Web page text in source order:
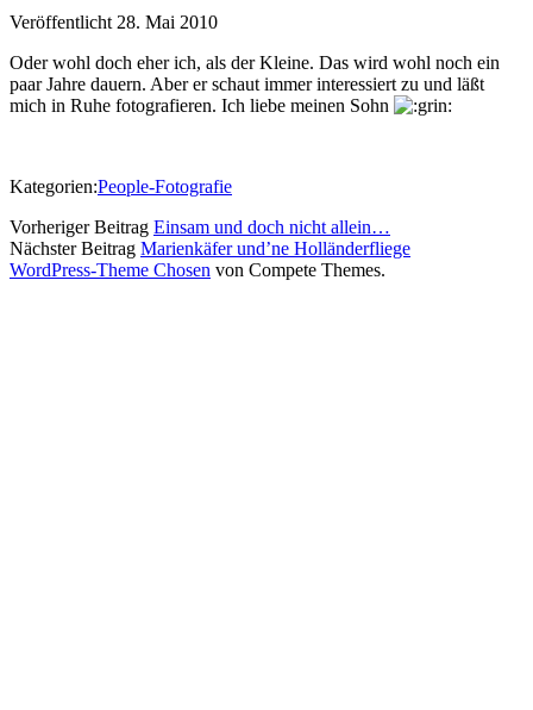
Veröffentlicht 28. Mai 2010
Oder wohl doch eher ich, als der Kleine. Das wird wohl noch ein
paar Jahre dauern. Aber er schaut immer interessiert zu und läßt
mich in Ruhe fotografieren. Ich liebe meinen Sohn
Kategorien:People-Fotografie
Vorheriger Beitrag Einsam und doch nicht allein…
Nächster Beitrag Marienkäfer und’ne Holländerfliege
WordPress-Theme Chosen von Compete Themes.